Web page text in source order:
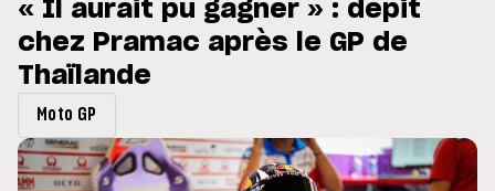
: Horaires et
du GP de Grande-
MOTO GP
« Il aurait pu gagner » : dépit
chez Pramac après le GP de
Thaïlande
Moto GP